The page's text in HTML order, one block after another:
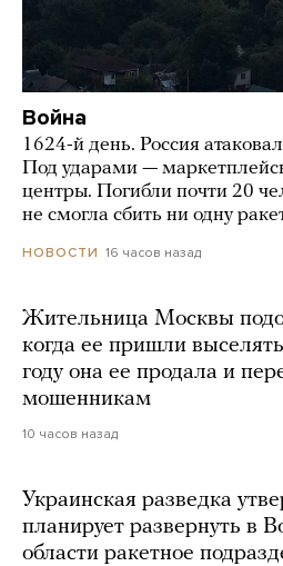
Война
1624-й день. Россия
Под ударами —
центры. Погибли почти 20
не смогла сбить ни одну
НОВОСТИ 16 часов назад
Жительница Москвы
когда ее пришли
году она ее продала и
мошенникам
10 часов назад
Украинская разведка
планирует развернуть в
области ракетное